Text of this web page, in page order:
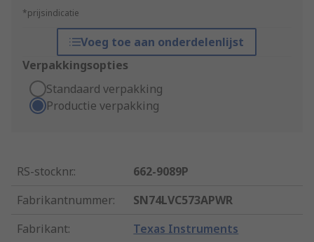
*prijsindicatie
Voeg toe aan onderdelenlijst
Verpakkingsopties
Standaard verpakking
Productie verpakking
RS-stocknr.:
662-9089P
Fabrikantnummer:
SN74LVC573APWR
Fabrikant: Texas Instruments